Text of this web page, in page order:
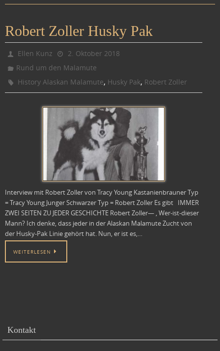
Robert Zoller Husky Pak
Ellen Kunz
2. Oktober 2018
Rund um den Malamute
History Alaskan Malamute, Husky Pak, Robert Zoller
Interview mit Robert Zoller von Tracy Young Kastanienbrauner Typ
= Tracy Young Junger Schwarzer Typ = Robert Zoller Es gibt IMMER
ZWEI SEITEN ZU JEDER GESCHICHTE Robert Zoller— , Wer-ist-dieser
Mann? Ich denke, dass jeder in der Alaskan Malamute Zucht von
der Husky-Pak Linie gehört hat. Nun, er ist es,…
WEITERLESEN
Kontakt